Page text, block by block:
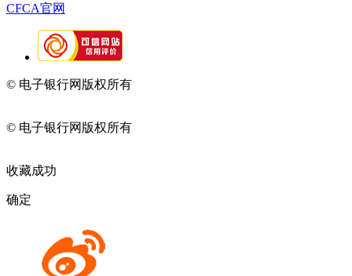
CFCA官网
© 电子银行网版权所有
© 电子银行网版权所有
收藏成功
确定